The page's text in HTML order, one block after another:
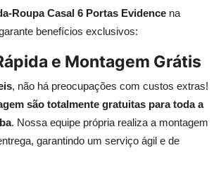
Roupa Casal 6 Portas Evidence na
benefícios exclusivos:
e Montagem Grátis
, não há preocupações com custos extras!
são totalmente gratuitas para toda a
. Nossa equipe própria realiza a montagem
garantindo um serviço ágil e de